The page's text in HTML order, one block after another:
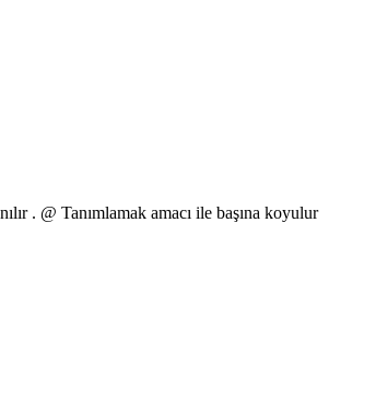
. @ Tanımlamak amacı ile başına koyulur